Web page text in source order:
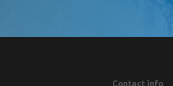
Contact info